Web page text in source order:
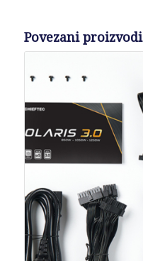
Povezani proizvodi